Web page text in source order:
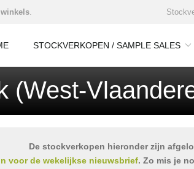
.
STOCKVERKOPEN / SAMPLE SALES
(West-
De stockverkopen hieronder zijn
voor de wekelijkse nieuwsbrief. Zo mis je